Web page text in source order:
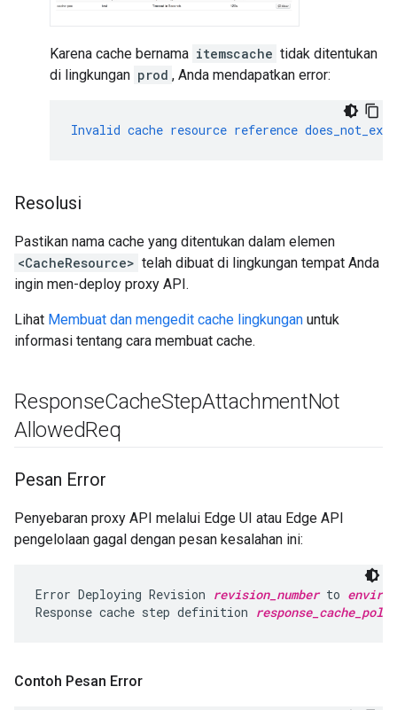
Karena cache bernama itemscache tidak ditentukan
di lingkungan prod , Anda mendapatkan error:
Invalid cache resource reference
Resolusi
Pastikan nama cache yang ditentukan dalam elemen
<CacheResource> telah dibuat di lingkungan tempat Anda
ingin men-deploy proxy API.
Lihat Membuat dan mengedit cache lingkungan untuk
informasi tentang cara membuat cache.
ResponseCacheStepAttachmentNot
AllowedReq
Pesan Error
Penyebaran proxy API melalui Edge UI atau Edge API
pengelolaan gagal dengan pesan kesalahan ini:
Error Deploying Revision revision_number to
Response cache step definition
Contoh Pesan Error